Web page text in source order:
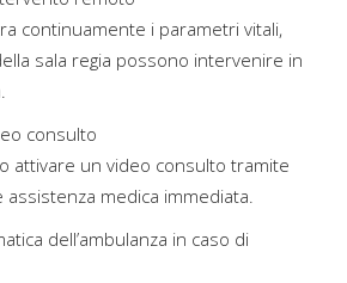
continuamente i parametri vitali,
sala regia possono intervenire in
consulto
attivare un video consulto tramite
assistenza medica immediata.
dell’ambulanza in caso di